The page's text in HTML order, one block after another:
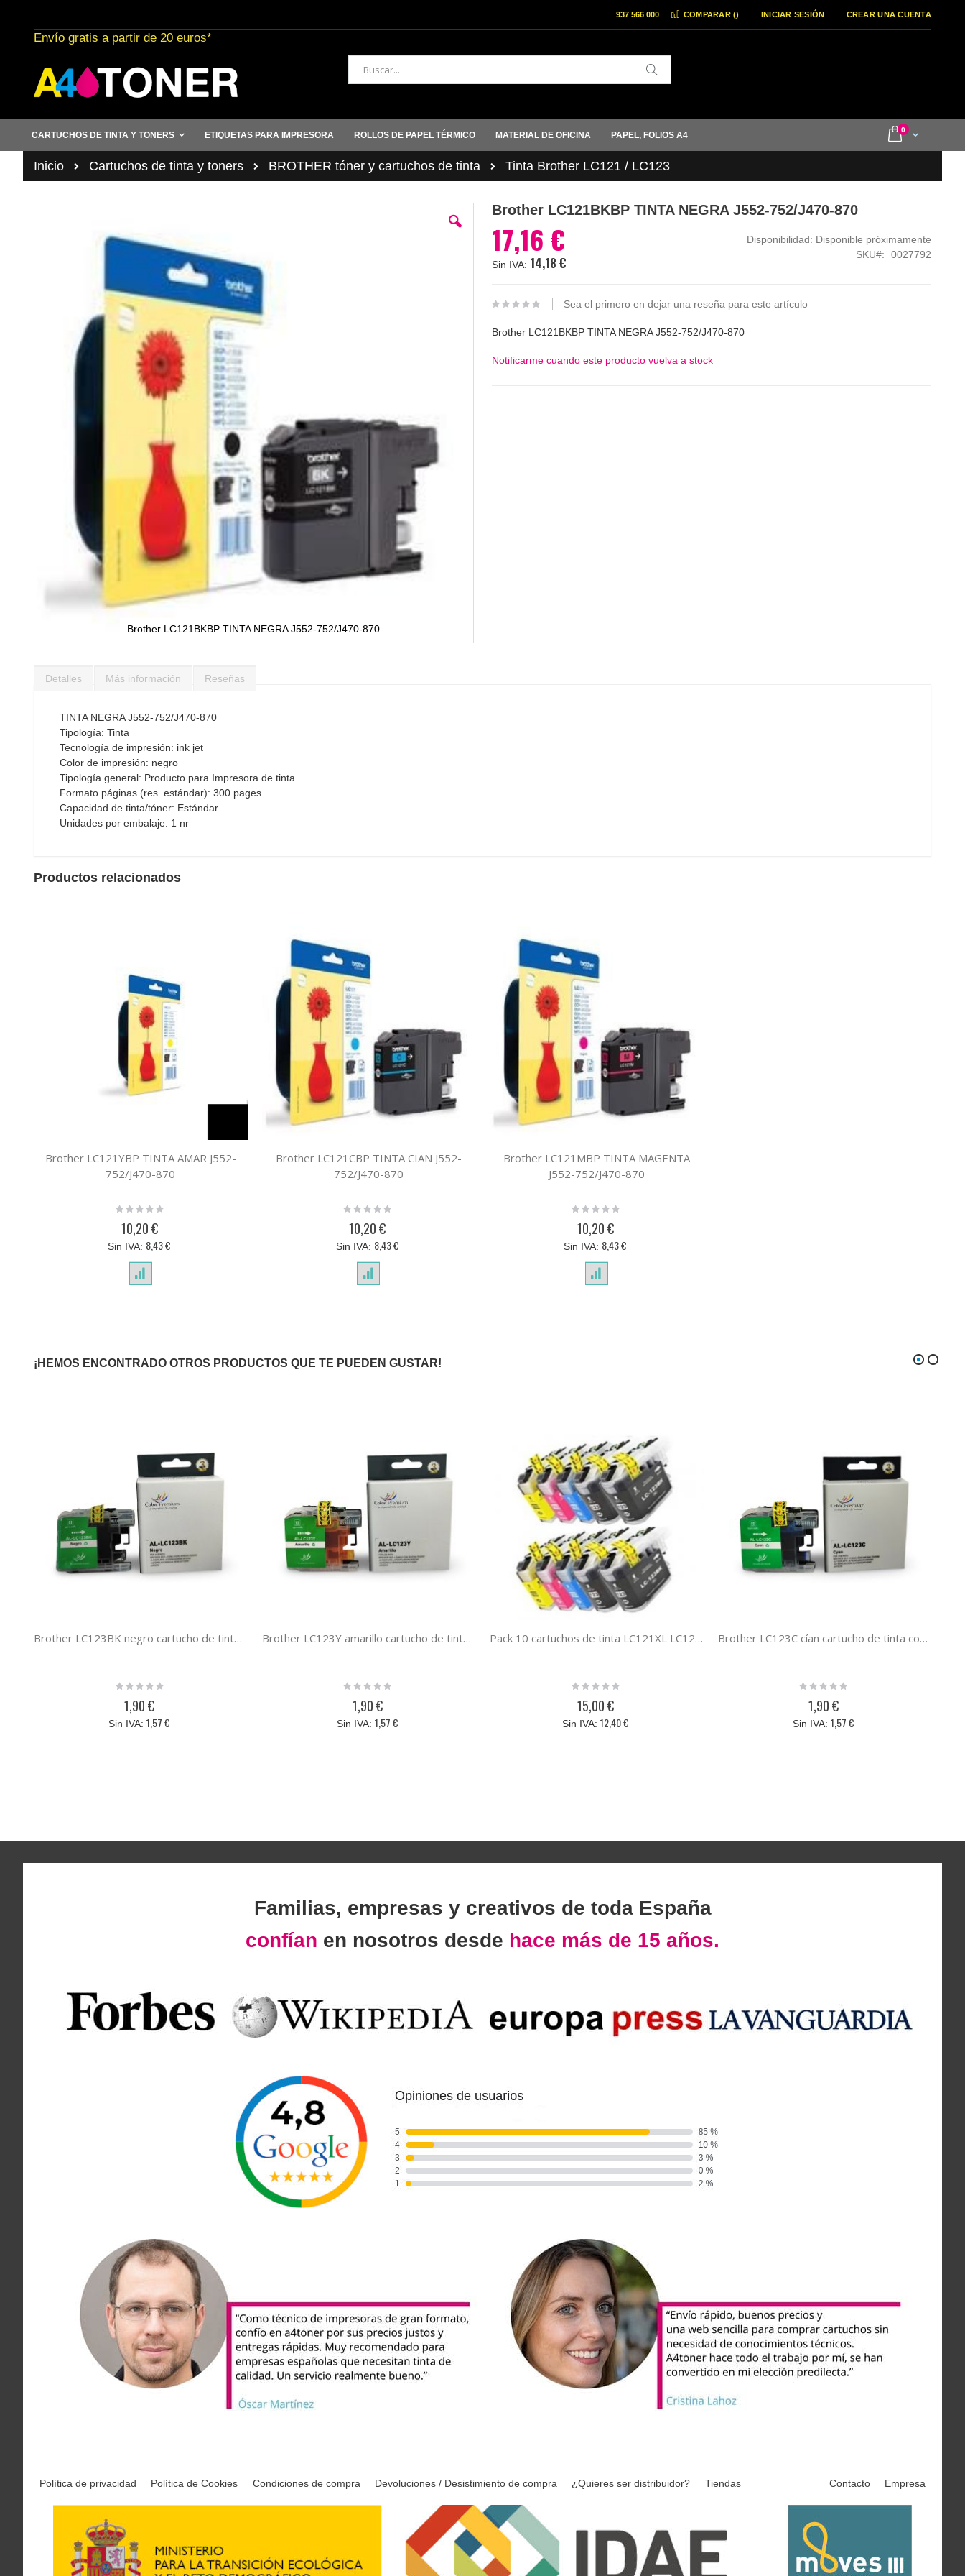
al
contenido
COMPARAR () INICIAR SESIÓN CREAR UNA CUENTA
937 566 000
Envío gratis a partir de 20 euros*
Buscar
Cart
0items
CARTUCHOS DE TINTA Y TONERS ETIQUETAS PARA IMPRESORA ROLLOS DE PAPEL TÉRMICO MATERIAL DE OFICINA PAPEL, FOLIOS A4
Inicio Cartuchos de tinta y toners BROTHER tóner y cartuchos de tinta Tinta Brother LC121 / LC123
Brother LC121BKBP TINTA NEGRA J552-752/J470-870
comienzo
galería
imágenes
Brother LC121BKBP TINTA NEGRA J552-752/J470-870
17,16 €
14,18 €
Disponibilidad: Disponible próximamente
SKU
0027792
Sea el primero en dejar una reseña para este artículo
Brother LC121BKBP TINTA NEGRA J552-752/J470-870
Notificarme cuando este producto vuelva a stock
Detalles
TINTA NEGRA J552-752/J470-870
Tipología: Tinta
Tecnología de impresión: ink jet
Color de impresión: negro
Tipología general: Producto para Impresora de tinta
Formato páginas (res. estándar): 300 pages
Capacidad de tinta/tóner: Estándar
Unidades por embalaje: 1 nr
Más información Reseñas
Productos relacionados
Brother LC121YBP TINTA AMAR J552-
752/J470-870
Rating:
10,20 €
8,43 €
Brother LC121CBP TINTA CIAN J552-
752/J470-870
Rating:
10,20 €
8,43 €
Brother LC121MBP TINTA MAGENTA
J552-752/J470-870
Rating:
10,20 €
8,43 €
¡HEMOS ENCONTRADO OTROS PRODUCTOS QUE TE PUEDEN GUSTAR!
Brother LC123BK negro cartucho de tinta compatible LC-121 / LC-123
Rating:
1,90 €
1,57 €
Brother LC123Y amarillo cartucho de tinta compatible LC-123 / LC 121
Rating:
1,90 €
1,57 €
Pack 10 cartuchos de tinta LC121XL LC123XL compatible con Brother LC-123 LC-121
Rating:
15,00 €
12,40 €
Brother LC123C cían cartucho de tinta compatible LC-123 / LC-121
Rating:
1,90 €
1,57 €
Familias, empresas y creativos de toda España
confían en nosotros desde hace más de 15 años.
Política de privacidad Política de Cookies Condiciones de compra Devoluciones / Desistimiento de compra ¿Quieres ser distribuidor? Tiendas Contacto Empresa